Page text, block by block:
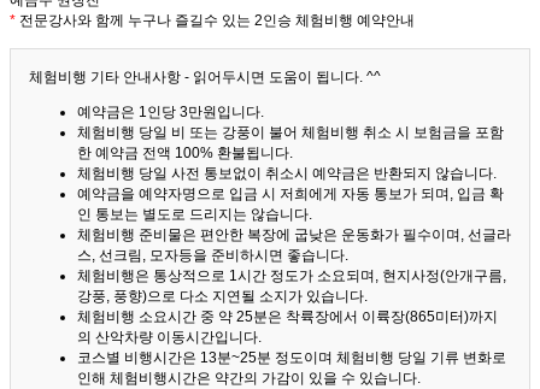
* 전문강사와 함께 누구나 즐길수 있는 2인승 체험비행 예약안내
체험비행 기타 안내사항 - 읽어두시면 도움이 됩니다. ^^
예약금은 1인당 3만원입니다.
체험비행 당일 비 또는 강풍이 불어 체험비행 취소 시 보험금을 포함
한 예약금 전액 100% 환불됩니다.
체험비행 당일 사전 통보없이 취소시 예약금은 반환되지 않습니다.
예약금을 예약자명으로 입금 시 저희에게 자동 통보가 되며, 입금 확
인 통보는 별도로 드리지는 않습니다.
체험비행 준비물은 편안한 복장에 굽낮은 운동화가 필수이며, 선글라
스, 선크림, 모자등을 준비하시면 좋습니다.
체험비행은 통상적으로 1시간 정도가 소요되며, 현지사정(안개구름,
강풍, 풍향)으로 다소 지연될 소지가 있습니다.
체험비행 소요시간 중 약 25분은 착륙장에서 이륙장(865미터)까지
의 산악차량 이동시간입니다.
코스별 비행시간은 13분~25분 정도이며 체험비행 당일 기류 변화로
인해 체험비행시간은 약간의 가감이 있을 수 있습니다.